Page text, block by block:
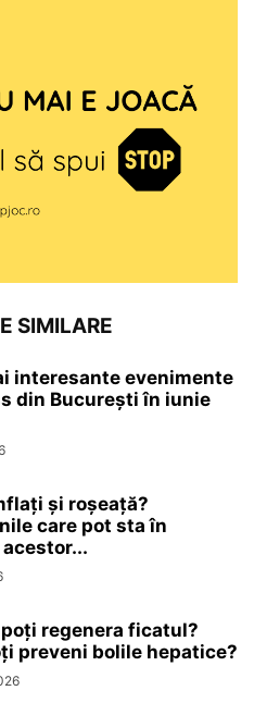
SIMILARE
interesante evenimente
din București în iunie
și roșeață?
care pot sta în
regenera ficatul?
preveni bolile hepatice?